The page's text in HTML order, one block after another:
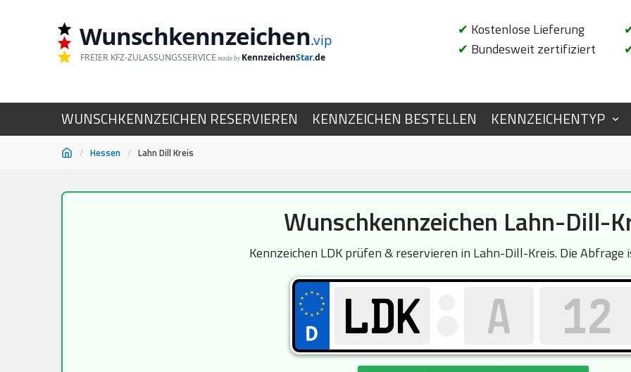
Wunschkennzeichen.vip
FREIER KFZ-ZULASSUNGSSERVICE made by KennzeichenStar.de
✔ Kostenlose Lieferung
✔ Bundesweit zertifiziert
WUNSCHKENNZEICHEN RESERVIEREN KENNZEICHEN BESTELLEN KENNZEICHENTYP
/ Hessen / Lahn Dill Kreis
Wunschkennzeichen Lahn-Dill-
Kennzeichen LDK prüfen & reservieren in Lahn-Dill-Kreis. Die Abfrage